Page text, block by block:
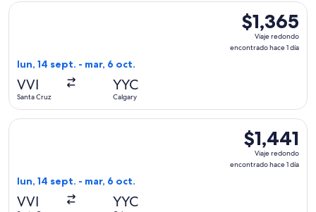
$1,365
Viaje
redondo,
$1,365
Viaje redondo
encontrado hace 1 día
lun, 14 sept. - mar, 6 oct.
VVI
Santa Cruz
YYC
Calgary
Seleccionar vuelo de Copa, con salida el lun, 14 sept.
$1,441
Viaje
redondo,
$1,441
Viaje redondo
encontrado hace 1 día
lun, 14 sept. - mar, 6 oct.
VVI YYC
Seleccionar vuelo de United, con salida el lun, 14 sept.